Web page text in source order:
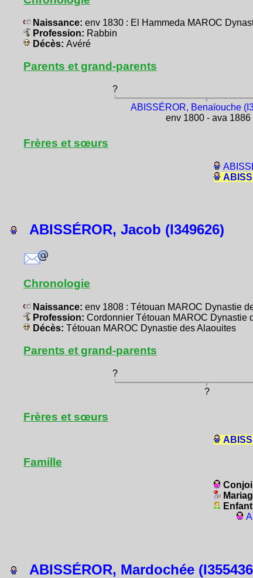
Naissance: env 1830 : El Hammeda MAROC
Profession: Rabbin
Décès: Avéré
Parents et grand-parents
?
ABISSÉROR, Benaïouche
env 1800 - ava 1886
Frères et sœurs
ABISSÉROR, Jacob (I349626)
Chronologie
Naissance: env 1808 : Tétouan MAROC Dynastie
Profession: Cordonnier Tétouan MAROC Dynastie
Décès: Tétouan MAROC Dynastie des Alaouites
Parents et grand-parents
?
?
Frères et sœurs
Famille
ABISSÉROR, Mardochée